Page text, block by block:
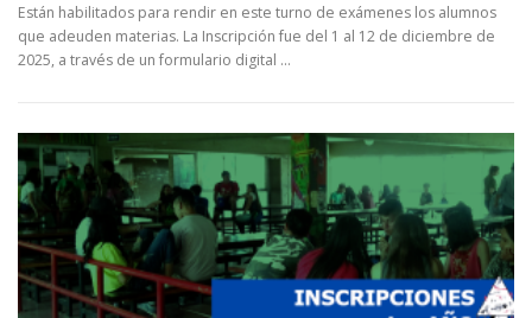
Están habilitados para rendir en este turno de exámenes los alumnos
que adeuden materias. La Inscripción fue del 1 al 12 de diciembre de
2025, a través de un formulario digital …